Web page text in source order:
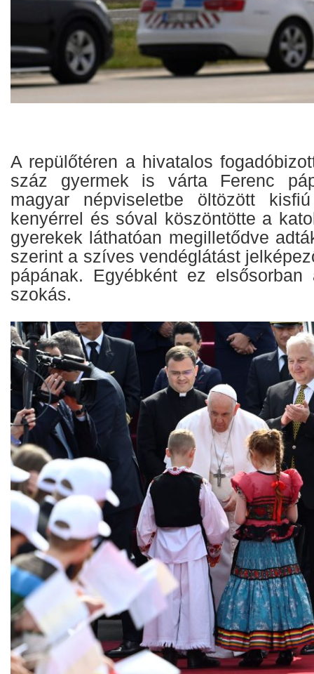
A repülőtéren a hivatalos
száz gyermek is várta Ferenc
magyar népviseletbe öltözött
kenyérrel és sóval köszöntötte a
gyerekek láthatóan megilletődve
szerint a szíves vendéglátást
pápának. Egyébként ez
szokás.